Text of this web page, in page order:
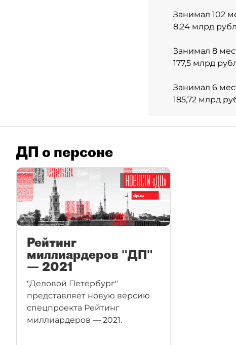
Занимал 102
8,24 млрд
Занимал 8
177,5 млрд
Занимал 6
185,72 млрд
ДП о персоне
Рейтинг
миллиардеров "ДП"
— 2021
"Деловой Петербург"
представляет новую версию
спецпроекта Рейтинг
миллиардеров — 2021.